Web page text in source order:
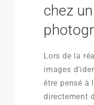
chez un
Lors de la
images
être pensé à
directement